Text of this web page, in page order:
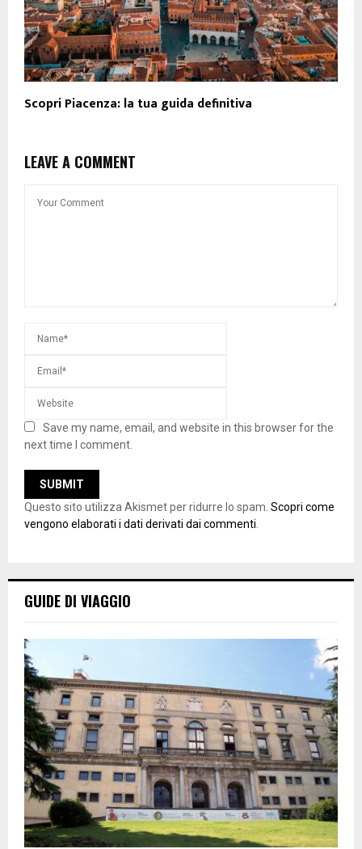
Scopri Piacenza: la tua guida definitiva
LEAVE A COMMENT
Save my name, email, and website in this browser for the
next time I comment.
Questo sito utilizza Akismet per ridurre lo spam. Scopri come
vengono elaborati i dati derivati dai commenti
GUIDE DI VIAGGIO